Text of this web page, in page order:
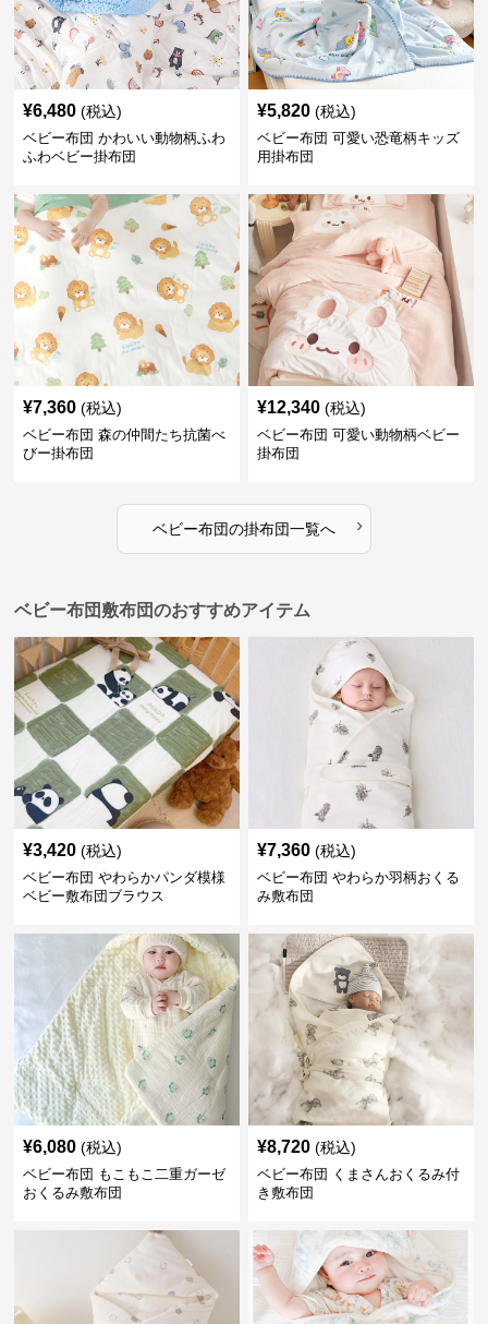
¥6,480 (税込)
ベビー布団 かわいい動物柄ふわ
ふわベビー掛布団
¥5,820 (税込)
ベビー布団 可愛い恐竜柄キッズ
用掛布団
¥7,360 (税込)
ベビー布団 森の仲間たち抗菌べ
びー掛布団
¥12,340 (税込)
ベビー布団 可愛い動物柄ベビー
掛布団
ベビー布団の掛布団一覧へ ›
ベビー布団敷布団のおすすめアイテム
¥3,420 (税込)
ベビー布団 やわらかパンダ模様
ベビー敷布団ブラウス
¥7,360 (税込)
ベビー布団 やわらか羽柄おくる
み敷布団
¥6,080 (税込)
ベビー布団 もこもこ二重ガーゼ
おくるみ敷布団
¥8,720 (税込)
ベビー布団 くまさんおくるみ付
き敷布団